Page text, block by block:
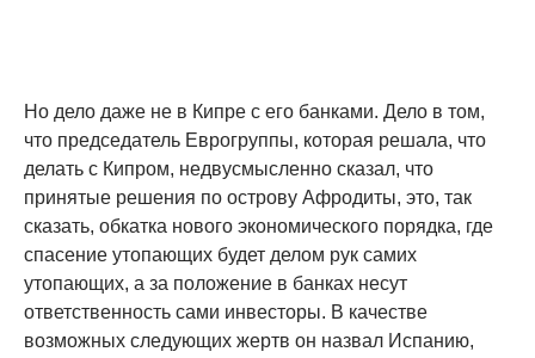
Но дело даже не в Кипре с его банками. Дело в том,
что председатель Еврогруппы, которая решала, что
делать с Кипром, недвусмысленно сказал, что
принятые решения по острову Афродиты, это, так
сказать, обкатка нового экономического порядка, где
спасение утопающих будет делом рук самих
утопающих, а за положение в банках несут
ответственность сами инвесторы. В качестве
возможных следующих жертв он назвал Испанию,